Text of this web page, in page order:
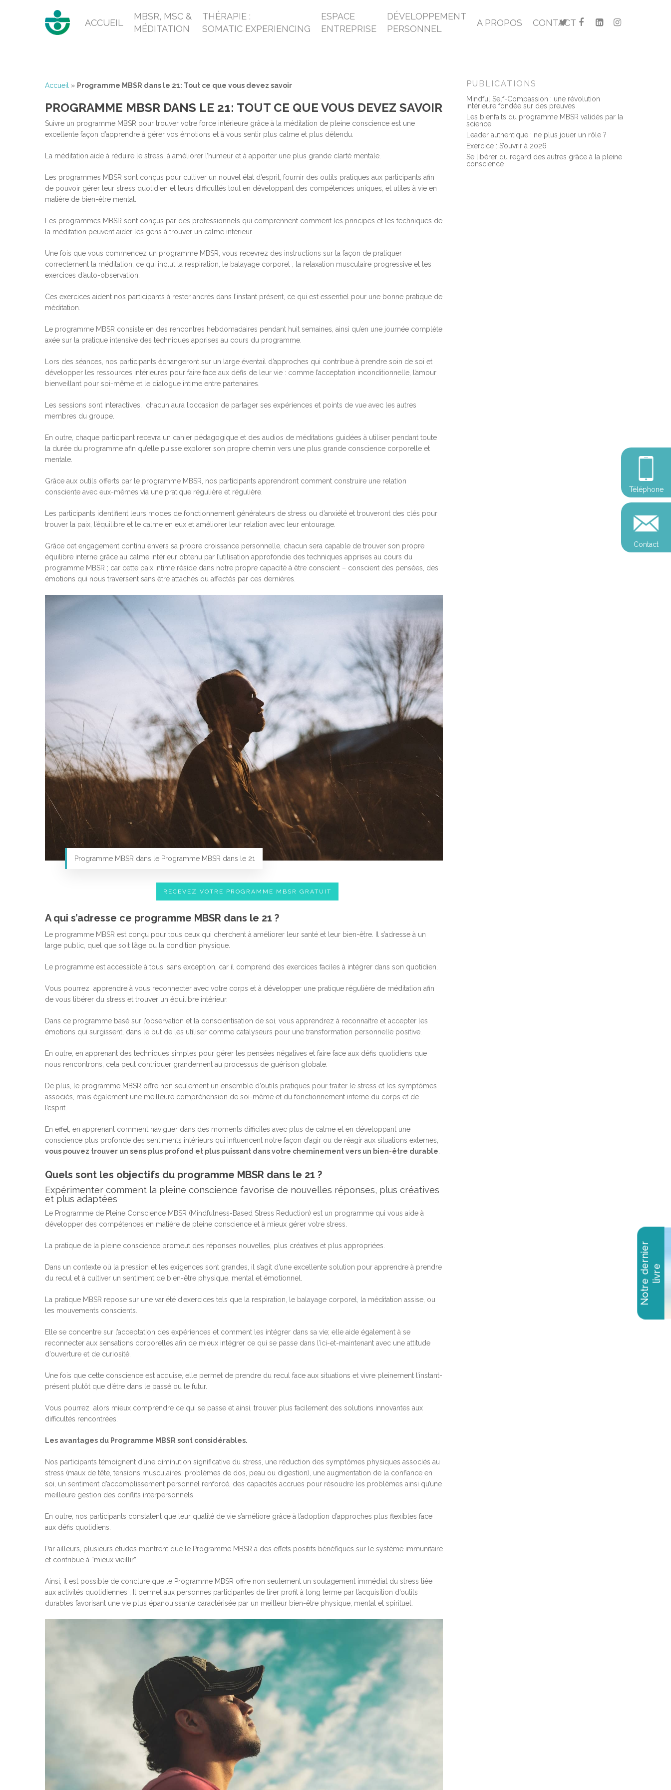
Hit enter to search or ESC to close
ACCUEIL
MBSR, MSC &
MÉDITATION
THÉRAPIE :
SOMATIC EXPERIENCING
ESPACE
ENTREPRISE
DÉVELOPPEMENT
PERSONNEL
A PROPOS CONTACT
Accueil » Programme MBSR dans le 21: Tout ce que vous devez savoir
PROGRAMME MBSR DANS LE 21: TOUT CE QUE VOUS DEVEZ SAVOIR
Suivre un programme MBSR pour trouver votre force intérieure grâce à la méditation de pleine conscience est une
excellente façon d’apprendre à gérer vos émotions et à vous sentir plus calme et plus détendu.
La méditation aide à réduire le stress, à améliorer l’humeur et à apporter une plus grande clarté mentale.
Les programmes MBSR sont conçus pour cultiver un nouvel état d’esprit, fournir des outils pratiques aux participants afin
de pouvoir gérer leur stress quotidien et leurs difficultés tout en développant des compétences uniques, et utiles à vie en
matière de bien-être mental.
Les programmes MBSR sont conçus par des professionnels qui comprennent comment les principes et les techniques de
la méditation peuvent aider les gens à trouver un calme intérieur.
Une fois que vous commencez un programme MBSR, vous recevrez des instructions sur la façon de pratiquer
correctement la méditation, ce qui inclut la respiration, le balayage corporel , la relaxation musculaire progressive et les
exercices d’auto-observation.
Ces exercices aident nos participants à rester ancrés dans l’instant présent, ce qui est essentiel pour une bonne pratique de
méditation.
Le programme MBSR consiste en des rencontres hebdomadaires pendant huit semaines, ainsi qu’en une journée complète
axée sur la pratique intensive des techniques apprises au cours du programme.
Lors des séances, nos participants échangeront sur un large éventail d’approches qui contribue à prendre soin de soi et
développer les ressources intérieures pour faire face aux défis de leur vie : comme l’acceptation inconditionnelle, l’amour
bienveillant pour soi-même et le dialogue intime entre partenaires.
Les sessions sont interactives, chacun aura l’occasion de partager ses expériences et points de vue avec les autres
membres du groupe.
En outre, chaque participant recevra un cahier pédagogique et des audios de méditations guidées à utiliser pendant toute
la durée du programme afin qu’elle puisse explorer son propre chemin vers une plus grande conscience corporelle et
mentale.
Grâce aux outils offerts par le programme MBSR, nos participants apprendront comment construire une relation
consciente avec eux-mêmes via une pratique régulière et régulière.
Les participants identifient leurs modes de fonctionnement générateurs de stress ou d’anxiété et trouveront des clés pour
trouver la paix, l’équilibre et le calme en eux et améliorer leur relation avec leur entourage.
Grâce cet engagement continu envers sa propre croissance personnelle, chacun sera capable de trouver son propre
équilibre interne grâce au calme intérieur obtenu par l’utilisation approfondie des techniques apprises au cours du
programme MBSR ; car cette paix intime réside dans notre propre capacité à être conscient – conscient des pensées, des
émotions qui nous traversent sans être attachés ou affectés par ces dernières.
Programme MBSR dans le Programme MBSR dans le 21
RECEVEZ VOTRE PROGRAMME MBSR GRATUIT
A qui s’adresse ce programme MBSR dans le 21 ?
Le programme MBSR est conçu pour tous ceux qui cherchent à améliorer leur santé et leur bien-être. Il s’adresse à un
large public, quel que soit l’âge ou la condition physique.
Le programme est accessible à tous, sans exception, car il comprend des exercices faciles à intégrer dans son quotidien.
Vous pourrez apprendre à vous reconnecter avec votre corps et à développer une pratique régulière de méditation afin
de vous libérer du stress et trouver un équilibre intérieur.
Dans ce programme basé sur l’observation et la conscientisation de soi, vous apprendrez à reconnaître et accepter les
émotions qui surgissent, dans le but de les utiliser comme catalyseurs pour une transformation personnelle positive.
En outre, en apprenant des techniques simples pour gérer les pensées négatives et faire face aux défis quotidiens que
nous rencontrons, cela peut contribuer grandement au processus de guérison globale.
De plus, le programme MBSR offre non seulement un ensemble d’outils pratiques pour traiter le stress et les symptômes
associés, mais également une meilleure compréhension de soi-même et du fonctionnement interne du corps et de
l’esprit.
En effet, en apprenant comment naviguer dans des moments difficiles avec plus de calme et en développant une
conscience plus profonde des sentiments intérieurs qui influencent notre façon d’agir ou de réagir aux situations externes,
vous pouvez trouver un sens plus profond et plus puissant dans votre cheminement vers un bien-être durable.
Quels sont les objectifs du programme MBSR dans le 21 ?
Expérimenter comment la pleine conscience favorise de nouvelles réponses, plus créatives
et plus adaptées
Le Programme de Pleine Conscience MBSR (Mindfulness-Based Stress Reduction) est un programme qui vous aide à
développer des compétences en matière de pleine conscience et à mieux gérer votre stress.
La pratique de la pleine conscience promeut des réponses nouvelles, plus créatives et plus appropriées.
Dans un contexte où la pression et les exigences sont grandes, il s’agit d’une excellente solution pour apprendre à prendre
du recul et à cultiver un sentiment de bien-être physique, mental et émotionnel.
La pratique MBSR repose sur une variété d’exercices tels que la respiration, le balayage corporel, la méditation assise, ou
les mouvements conscients.
Elle se concentre sur l’acceptation des expériences et comment les intégrer dans sa vie; elle aide également à se
reconnecter aux sensations corporelles afin de mieux intégrer ce qui se passe dans l’ici-et-maintenant avec une attitude
d’ouverture et de curiosité.
Une fois que cette conscience est acquise, elle permet de prendre du recul face aux situations et vivre pleinement l’instant-
présent plutôt que d’être dans le passé ou le futur.
Vous pourrez alors mieux comprendre ce qui se passe et ainsi, trouver plus facilement des solutions innovantes aux
difficultés rencontrées.
Les avantages du Programme MBSR sont considérables.
Nos participants témoignent d’une diminution significative du stress, une réduction des symptômes physiques associés au
stress (maux de tête, tensions musculaires, problèmes de dos, peau ou digestion), une augmentation de la confiance en
soi, un sentiment d’accomplissement personnel renforcé, des capacités accrues pour résoudre les problèmes ainsi qu’une
meilleure gestion des conflits interpersonnels.
En outre, nos participants constatent que leur qualité de vie s’améliore grâce à l’adoption d’approches plus flexibles face
aux défis quotidiens.
Par ailleurs, plusieurs études montrent que le Programme MBSR a des effets positifs bénéfiques sur le système immunitaire
et contribue à “mieux vieillir”.
Ainsi, il est possible de conclure que le Programme MBSR offre non seulement un soulagement immédiat du stress liée
aux activités quotidiennes ; Il permet aux personnes participantes de tirer profit à long terme par l’acquisition d’outils
durables favorisant une vie plus épanouissante caractérisée par un meilleur bien-être physique, mental et spirituel.
PUBLICATIONS
Mindful Self-Compassion : une révolution
intérieure fondée sur des preuves
Les bienfaits du programme MBSR validés par la
science
Leader authentique : ne plus jouer un rôle ?
Exercice : S’ouvrir à 2026
Se libérer du regard des autres grâce à la pleine
conscience
Téléphone
Contact